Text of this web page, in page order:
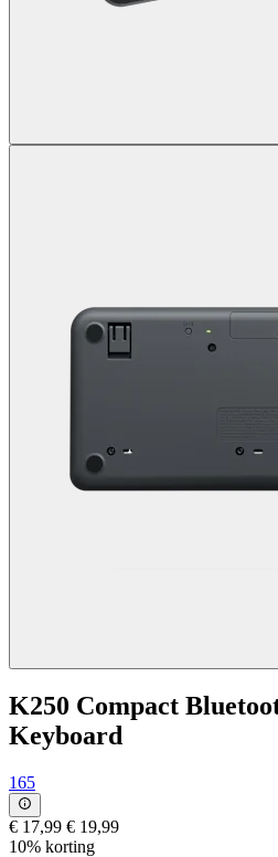
K250 Compact
Keyboard
165
€ 17,99 € 19,99
10% korting